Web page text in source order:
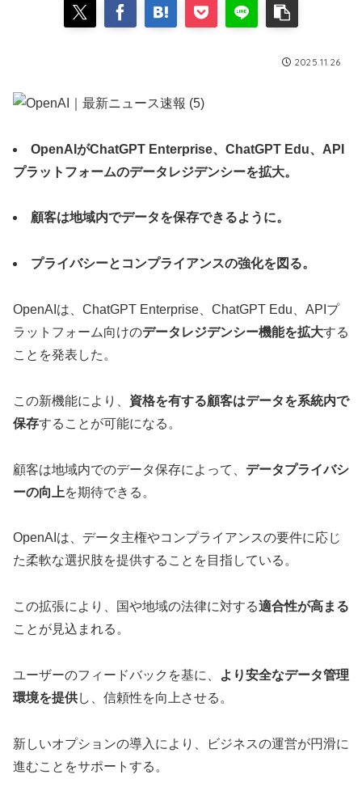
2025.11.26
OpenAIがChatGPT Enterprise、ChatGPT Edu、API
プラットフォームのデータレジデンシーを拡大。
顧客は地域内でデータを保存できるように。
プライバシーとコンプライアンスの強化を図る。
OpenAIは、ChatGPT Enterprise、ChatGPT Edu、APIプ
ラットフォーム向けのデータレジデンシー機能を拡大する
ことを発表した。
この新機能により、 資格を有する顧客はデータを系統内で
保存することが可能になる。
顧客は地域内でのデータ保存によって、 データプライバシ
ーの向上を期待できる。
OpenAIは、データ主権やコンプライアンスの要件に応じ
た柔軟な選択肢を提供することを目指している。
この拡張により、国や地域の法律に対する適合性が高まる
ことが見込まれる。
ユーザーのフィードバックを基に、
より安全なデータ管理
環境を提供し、信頼性を向上させる。
新しいオプションの導入により、ビジネスの運営が円滑に
進むことをサポートする。